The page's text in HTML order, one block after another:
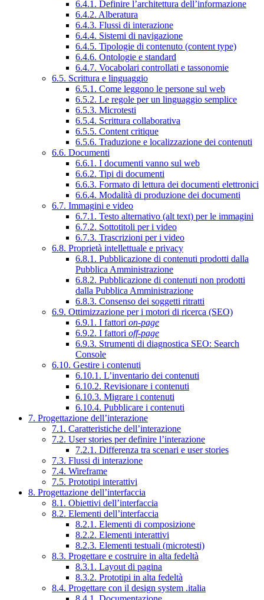
6.4.1. Definire l’architettura dell’informazione
6.4.2. Alberatura
6.4.3. Flussi di interazione
6.4.4. Sistemi di navigazione
6.4.5. Tipologie di contenuto (content type)
6.4.6. Ontologie e standard
6.4.7. Vocabolari controllati e tassonomie
6.5. Scrittura e linguaggio
6.5.1. Come leggono le persone sul web
6.5.2. Le regole per un linguaggio semplice
6.5.3. Microtesti
6.5.4. Scrittura collaborativa
6.5.5. Content critique
6.5.6. Traduzione e localizzazione dei contenuti
6.6. Documenti
6.6.1. I documenti vanno sul web
6.6.2. Tipi di documenti
6.6.3. Formato di lettura dei documenti elettronici
6.6.4. Modalità di produzione dei documenti
6.7. Immagini e video
6.7.1. Testo alternativo (alt text) per le immagini
6.7.2. Sottotitoli per i video
6.7.3. Trascrizioni per i video
6.8. Proprietà intellettuale e privacy
6.8.1. Pubblicazione di contenuti prodotti dalla
Pubblica Amministrazione
6.8.2. Pubblicazione di contenuti non prodotti
dalla Pubblica Amministrazione
6.8.3. Consenso dei soggetti ritratti
6.9. Ottimizzazione per i motori di ricerca (SEO)
6.9.1. I fattori on-page
6.9.2. I fattori off-page
6.9.3. Strumenti di diagnostica SEO: Search
Console
6.10. Gestire i contenuti
6.10.1. L’inventario dei contenuti
6.10.2. Revisionare i contenuti
6.10.3. Migrare i contenuti
6.10.4. Pubblicare i contenuti
7. Progettazione dell’interazione
7.1. Caratteristiche dell’interazione
7.2. User stories per definire l’interazione
7.2.1. Differenza tra scenari e user stories
7.3. Flussi di interazione
7.4. Wireframe
7.5. Prototipi interattivi
8. Progettazione dell’interfaccia
8.1. Obiettivi dell’interfaccia
8.2. Elementi dell’interfaccia
8.2.1. Elementi di composizione
8.2.2. Elementi interattivi
8.2.3. Elementi testuali (microtesti)
8.3. Progettare e costruire in alta fedeltà
8.3.1. Layout di pagina
8.3.2. Prototipi in alta fedeltà
8.4. Progettare con il design system .italia